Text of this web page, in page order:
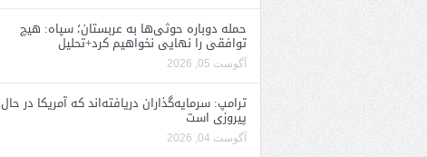
حمله دوباره حوثی‌ها به عربستان؛ سپاه: هیچ
توافقی را نهایی نخواهیم کرد+تحلیل
آگوست 05, 2026
ترامپ: سرمایه‌گذاران دریافته‌اند که آمریکا در حال
پیروزی است
آگوست 04, 2026